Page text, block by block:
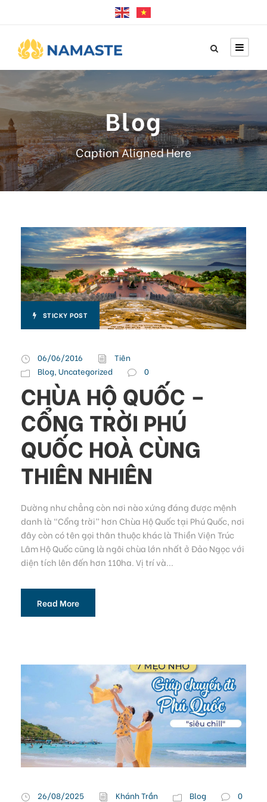
Blog
Caption Aligned Here
STICKY POST
06/06/2016
Tiên
Blog, Uncategorized 0
CHÙA HỘ QUỐC –
CỔNG TRỜI PHÚ
QUỐC HOÀ CÙNG
THIÊN NHIÊN
Dường như chẳng còn nơi nào xứng đáng được mệnh
danh là “Cổng trời” hơn Chùa Hộ Quốc tại Phú Quốc, nơi
đây còn có tên gọi thân thuộc khác là Thiền Viện Trúc
Lâm Hộ Quốc cũng là ngôi chùa lớn nhất ở Đảo Ngọc với
diện tích lên đến hơn 110ha. Vị trí và...
Read More
26/08/2025 Khánh Trần Blog 0